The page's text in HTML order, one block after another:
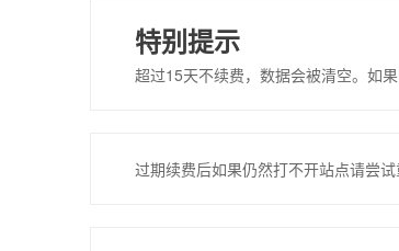
特别提示
超过15天不续费，数据会被清空。如
过期续费后如果仍然打不开站点请尝